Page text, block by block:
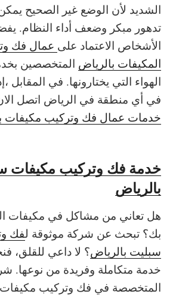
الشديد لأن الوضع غير الصحيح
تدهور مبكر وضعف أداء النظام.
الأشخاص الاعتماد على عمال فك
المكيفات بالرياض المتخصصين
الهواء التي يختارونها. في المقابل
في أي منطقة في الرياض اتصل
خدمات عمال فك وتركيب مكيفات
خدمة فك وتركيب مكيفات
بالرياض
هل تعاني من مشاكل في مكيفات
بك؟ تبحث عن شركة موثوقة لفك
سبليت بالرياض؟ لا داعي للقلق،
خدمة متكاملة وفريدة من نوعها.
المتخصصة في فك وتركيب